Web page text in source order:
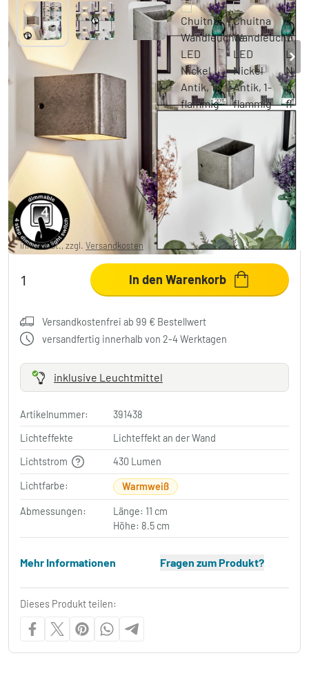
Chuitna Wandleuchte LED Nickel Antik, 1-
flammig
-71% 19,99 €
Sie sparen 50,00 € UVP: 69,99 €
inkl. MwSt., zzgl. Versandkosten
In den Warenkorb
Versandkostenfrei ab 99 € Bestellwert
versandfertig innerhalb von 2-4 Werktagen
inklusive Leuchtmittel
Artikelnummer:
391438
Lichteffekte
Lichteffekt an der Wand
Lichtstrom
430 Lumen
Lichtfarbe: Warmweiß
Abmessungen:
Länge: 11 cm
Höhe: 8.5 cm
Mehr Informationen Fragen zum Produkt?
Dieses Produkt teilen: